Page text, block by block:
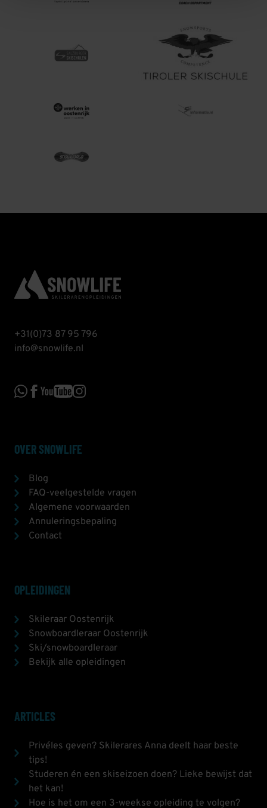
+31(0)73 87 95 796
info@snowlife.nl
OVER SNOWLIFE
Blog
FAQ-veelgestelde vragen
Algemene voorwaarden
Annuleringsbepaling
Contact
OPLEIDINGEN
Skileraar Oostenrijk
Snowboardleraar Oostenrijk
Ski/snowboardleraar
Bekijk alle opleidingen
ARTICLES
Privéles geven? Skilerares Anna deelt haar beste
tips!
Studeren én een skiseizoen doen? Lieke bewijst dat
het kan!
Hoe is het om een 3-weekse opleiding te volgen?